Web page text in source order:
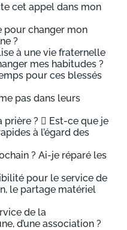
cet appel dans mon
pour changer mon
?
à une vie fraternelle
mes habitudes ?
pour ces blessés
pas dans leurs
prière ?  Est-ce que je
à l’égard des
? Ai-je réparé les
pour le service de
le partage matériel
de la
d’une association ?